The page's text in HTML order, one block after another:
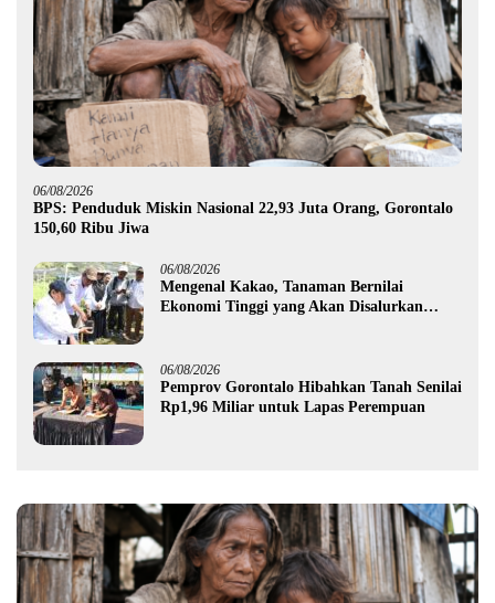
06/08/2026
BPS: Penduduk Miskin Nasional 22,93 Juta Orang, Gorontalo
150,60 Ribu Jiwa
06/08/2026
Mengenal Kakao, Tanaman Bernilai
Ekonomi Tinggi yang Akan Disalurkan
06/08/2026
Pemprov Gorontalo Hibahkan Tanah Senilai
Rp1,96 Miliar untuk Lapas Perempuan